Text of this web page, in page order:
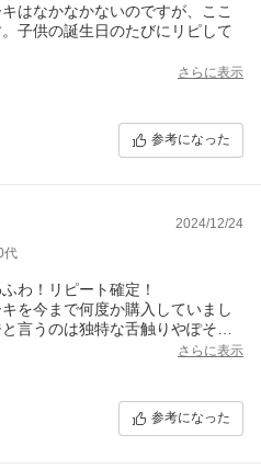
はなかなかないのですが、ここ
子供の誕生日のたびにリピして
さらに表示
参考になった
2024/12/24
代
わ！リピート確定！
を今まで何度か購入していまし
言うのは独特な舌触りやぽそぽ
とのイメージが強く、今回もそ
(すみません)。ですが、まずふわ
ざいました。小麦・乳を使って
は、ぜひお試しください。私も
さらに表示
参考になった